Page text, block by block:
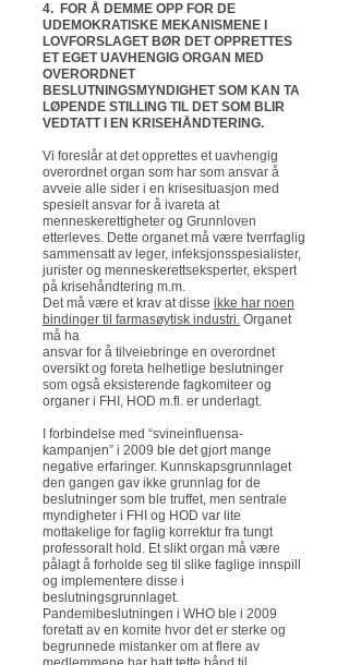
4. FOR Å DEMME OPP FOR DE
UDEMOKRATISKE MEKANISMENE I
LOVFORSLAGET BØR DET OPPRETTES
ET EGET UAVHENGIG ORGAN MED
OVERORDNET
BESLUTNINGSMYNDIGHET SOM KAN TA
LØPENDE STILLING TIL DET SOM BLIR
VEDTATT I EN KRISEHÅNDTERING.
Vi foreslår at det opprettes et uavhengig
overordnet organ som har som ansvar å
avveie alle sider i en krisesituasjon med
spesielt ansvar for å ivareta at
menneskerettigheter og Grunnloven
etterleves. Dette organet må være tverrfaglig
sammensatt av leger, infeksjonsspesialister,
jurister og menneskerettseksperter, ekspert
på krisehåndtering m.m.
Det må være et krav at disse ikke har noen
bindinger til farmasøytisk industri. Organet
må ha
ansvar for å tilveiebringe en overordnet
oversikt og foreta helhetlige beslutninger
som også eksisterende fagkomiteer og
organer i FHI, HOD m.fl. er underlagt.
I forbindelse med “svineinfluensa-
kampanjen” i 2009 ble det gjort mange
negative erfaringer. Kunnskapsgrunnlaget
den gangen gav ikke grunnlag for de
beslutninger som ble truffet, men sentrale
myndigheter i FHI og HOD var lite
mottakelige for faglig korrektur fra tungt
professoralt hold. Et slikt organ må være
pålagt å forholde seg til slike faglige innspill
og implementere disse i
beslutningsgrunnlaget.
Pandemibeslutningen i WHO ble i 2009
foretatt av en komite hvor det er sterke og
begrunnede mistanker om at flere av